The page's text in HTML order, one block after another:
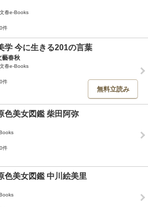
春e-Books
件
学 今に生きる201の言葉
藝春秋
春e-Books
件
無料立読み
色美女図鑑 柴田阿弥
件
色美女図鑑 中川絵美里